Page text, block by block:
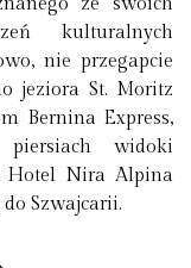
ze swoich
kulturalnych
nie przegapcie
jeziora St. Moritz
Bernina Express,
widoki
Hotel Nira Alpina
Szwajcarii.